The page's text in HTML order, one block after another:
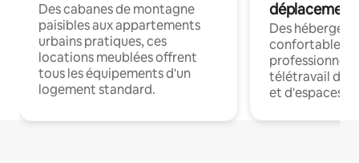
Des cabanes de montagne
paisibles aux appartements
urbains pratiques, ces
locations meublées offrent
tous les équipements d'un
logement standard.
déplacement
Des
confortables
professionnels
télétravail
et d'espaces